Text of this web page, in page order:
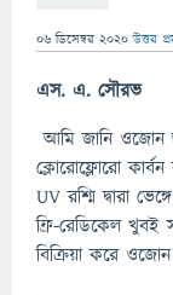
06 ডিসেম্বর 2020 উত্তর
এস. এ. সৌরভ
আমি জানি ওজোন
ক্লোরোফ্লোরো
UV রশ্মি দ্বারা
ফ্রি-রেডিকেল
বিক্রিয়া করে